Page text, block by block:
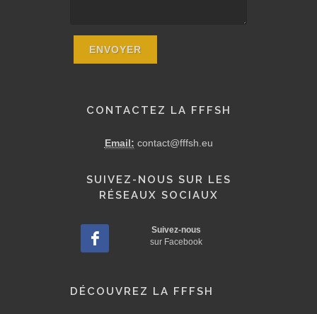
CONTACTEZ LA FFFSH
Email: contact@fffsh.eu
SUIVEZ-NOUS SUR LES
RÉSEAUX SOCIAUX
Suivez-nous
sur Facebook
DÉCOUVREZ LA FFFSH